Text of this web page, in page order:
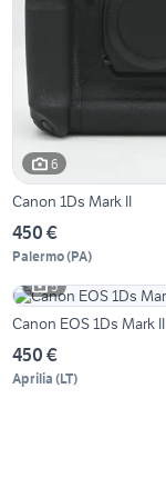
6
Canon 1Ds Mark II
450 €
Palermo(PA)
5
Canon EOS 1Ds Mark II
450 €
Aprilia (LT)